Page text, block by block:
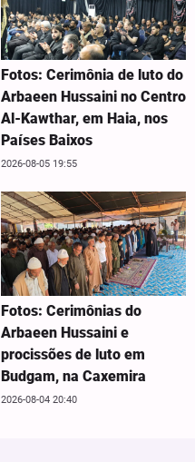
Fotos: Cerimônia de luto do
Arbaeen Hussaini no Centro
Al-Kawthar, em Haia, nos
Países Baixos
2026-08-05 19:55
Fotos: Cerimônias do
Arbaeen Hussaini e
procissões de luto em
Budgam, na Caxemira
2026-08-04 20:40